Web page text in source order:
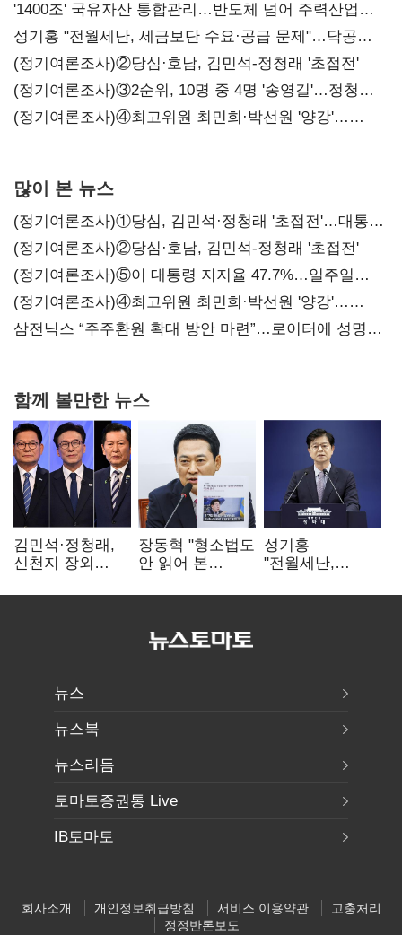
'1400조' 국유자산 통합관리…반도체 넘어 주력산업
구조혁신
성기홍 "전월세난, 세금보단 수요·공급 문제"…닥공
시사
(정기여론조사)②당심·호남, 김민석-정청래 '초접전'
(정기여론조사)③2순위, 10명 중 4명 '송영길'…정청래
'한 자릿수'
(정기여론조사)④최고위원 최민희·박선원 '양강'…
많이 본 뉴스
(정기여론조사)①당심, 김민석·정청래 '초접전'…대통령
지지도 '50% 아래로'(종합)
(정기여론조사)②당심·호남, 김민석-정청래 '초접전'
(정기여론조사)⑤이 대통령 지지율 47.7%…일주일
만에 다시 40%대
(정기여론조사)④최고위원 최민희·박선원 '양강'…
서미화·이성윤·임미애 뒤이어
삼전닉스 “주주환원 확대 방안 마련”…로이터에 성명
함께 볼만한 뉴스
김민석·정청래,
신천지 장외
"호남 계몽 규탄"
장동혁 "형소법도
안 읽어 본
속도로 무너질
성기홍
"전월세난,
공급 문제"…닥공
뉴스
뉴스북
뉴스리듬
토마토증권통 Live
IB토마토
회사소개 개인정보취급방침 서비스 이용약관
고충처리
정정반론보도